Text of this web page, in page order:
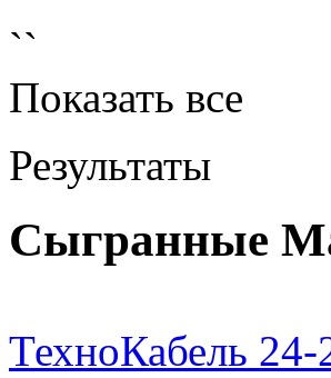
``
Показать все
Результаты
Сыгранные
ТехноКабель 24-